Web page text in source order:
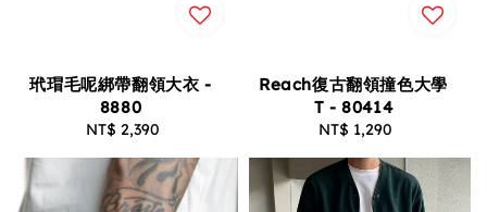
玳瑁毛呢綁帶翻領大衣 -
8880
Regular
NT$ 2,390
Reach復古翻領撞色大學
T - 80414
Regular
NT$ 1,290